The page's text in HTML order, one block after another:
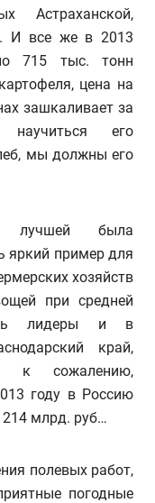
Астраханской,
И все же в 2013
715 тыс. тонн
цена на
зашкаливает за
его
мы должны его
лучшей была
яркий пример для
хозяйств
при средней
лидеры и в
край,
к сожалению,
году в Россию
млрд. руб…
полевых работ,
погодные